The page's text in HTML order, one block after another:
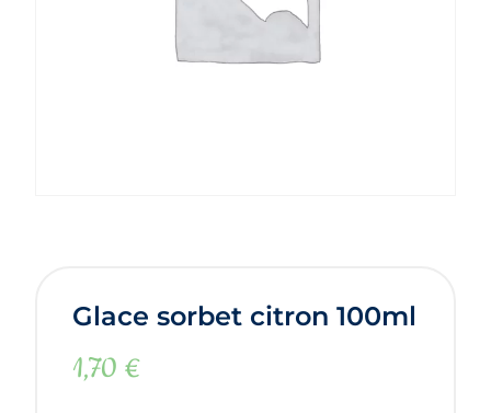
Glace sorbet citron 100ml
1,70 €